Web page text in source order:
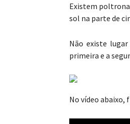
Existem
sol na parte de
Não existe
primeira e a
No vídeo abaixo,